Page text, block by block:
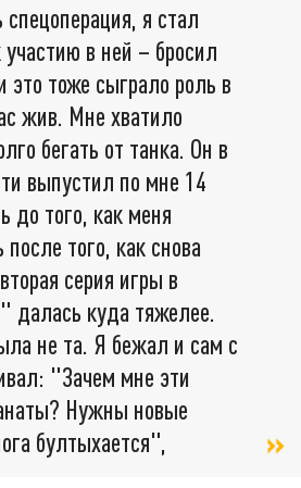
я стал
участию в ней – бросил
это тоже сыграло роль в
жив. Мне хватило
бегать от танка. Он в
выпустил по мне 14
до того, как меня
того, как снова
серия игры в
куда тяжелее.
не та. Я бежал и сам с
"Зачем мне эти
Нужны новые
бултыхается",